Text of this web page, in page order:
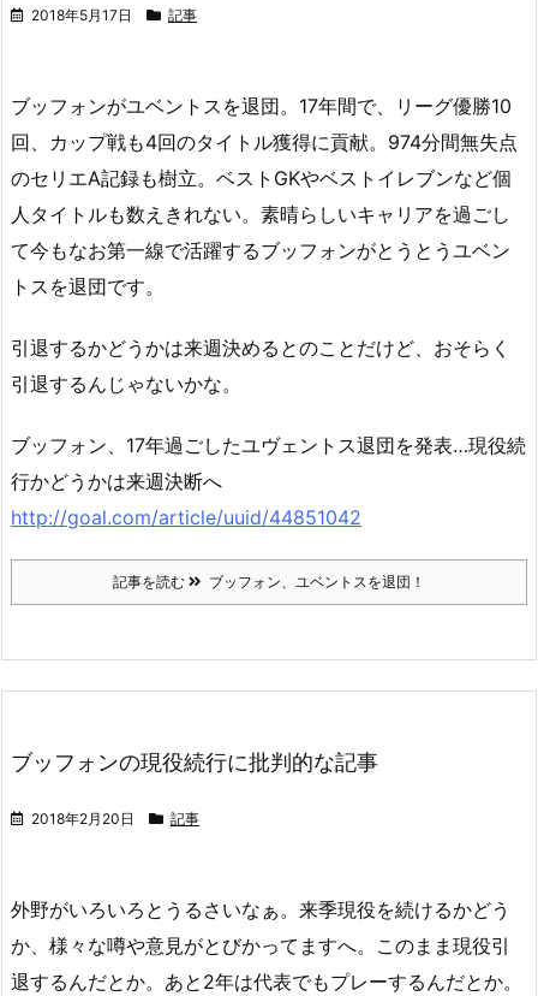
2018年5月17日 記事
ブッフォンがユベントスを退団。17年間で、リーグ優勝10
回、カップ戦も4回のタイトル獲得に貢献。974分間無失点
のセリエA記録も樹立。ベストGKやベストイレブンなど個
人タイトルも数えきれない。素晴らしいキャリアを過ごし
て今もなお第一線で活躍するブッフォンがとうとうユベン
トスを退団です。
引退するかどうかは来週決めるとのことだけど、おそらく
引退するんじゃないかな。
ブッフォン、17年過ごしたユヴェントス退団を発表…現役続
行かどうかは来週決断へ
http://goal.com/article/uuid/44851042
記事を読む ブッフォン、ユベントスを退団！
ブッフォンの現役続行に批判的な記事
2018年2月20日 記事
外野がいろいろとうるさいなぁ。来季現役を続けるかどう
か、様々な噂や意見がとびかってますへ。このまま現役引
退するんだとか。あと2年は代表でもプレーするんだとか。